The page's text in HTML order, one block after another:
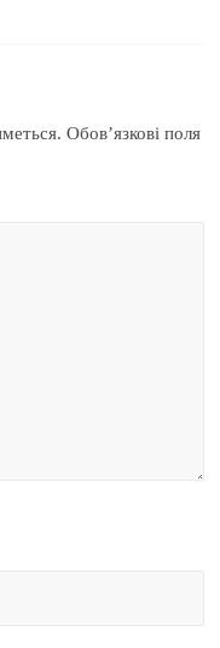
Обов’язкові поля